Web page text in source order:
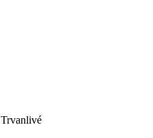
Trvanlivé